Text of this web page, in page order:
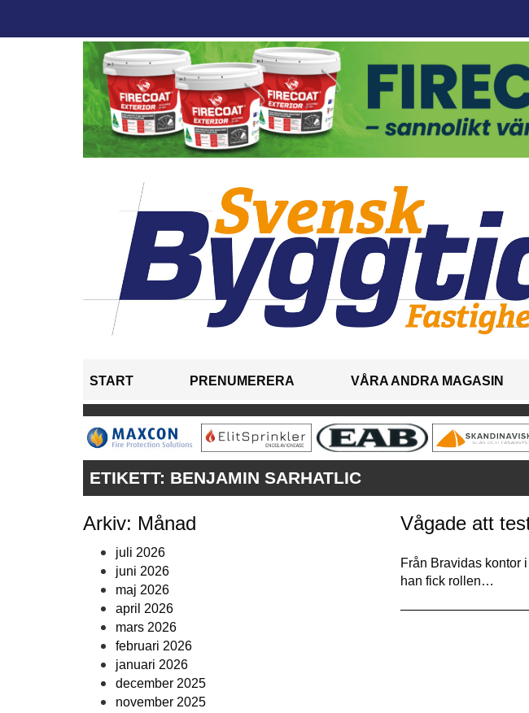
START PRENUMERERA VÅRA ANDRA MAGASIN
ETIKETT: BENJAMIN SARHATLIC
Arkiv: Månad
juli 2026
juni 2026
maj 2026
april 2026
mars 2026
februari 2026
januari 2026
december 2025
november 2025
Vågade att
Från Bravidas kontor
han fick rollen…